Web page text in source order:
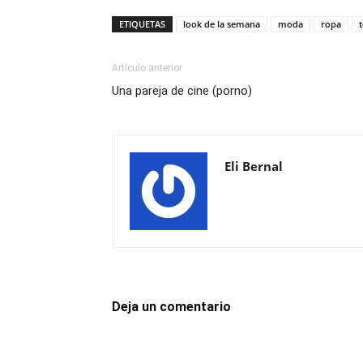
ETIQUETAS look de la semana moda ropa
Artículo anterior
Una pareja de cine (porno)
Eli Bernal
Deja un comentario